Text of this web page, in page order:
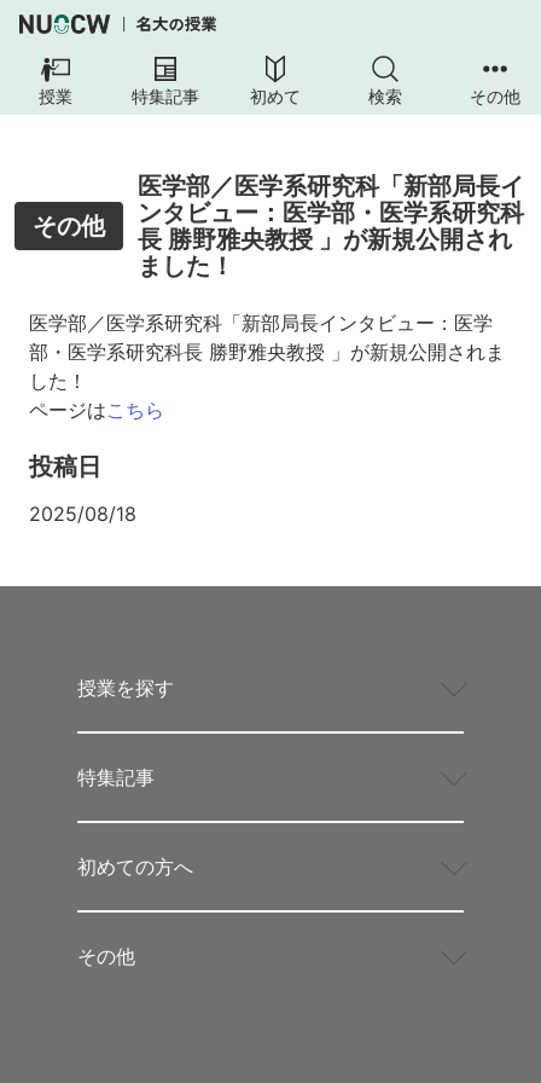
授業 特集記事 初めて 検索 その他
その他
医学部／医学系研究科「新部局長イ
ンタビュー：医学部・医学系研究科
長 勝野雅央教授 」が新規公開され
ました！
医学部／医学系研究科「新部局長インタビュー：医学
部・医学系研究科長 勝野雅央教授 」が新規公開されま
した！
ページはこちら
投稿日
2025/08/18
授業を探す
特集記事
初めての方へ
その他